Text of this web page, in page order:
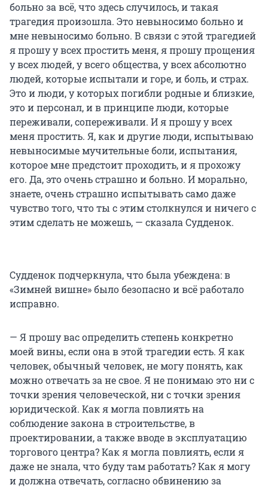
больно за всё, что здесь случилось, и такая
трагедия произошла. Это невыносимо больно и
мне невыносимо больно. В связи с этой трагедией
я прошу у всех простить меня, я прошу прощения
у всех людей, у всего общества, у всех абсолютно
людей, которые испытали и горе, и боль, и страх.
Это и люди, у которых погибли родные и близкие,
это и персонал, и в принципе люди, которые
переживали, сопереживали. И я прошу у всех
меня простить. Я, как и другие люди, испытываю
невыносимые мучительные боли, испытания,
которое мне предстоит проходить, и я прохожу
его. Да, это очень страшно и больно. И морально,
знаете, очень страшно испытывать само даже
чувство того, что ты с этим столкнулся и ничего с
этим сделать не можешь, — сказала Судденок.
Судденок подчеркнула, что была убеждена: в
«Зимней вишне» было безопасно и всё работало
исправно.
— Я прошу вас определить степень конкретно
моей вины, если она в этой трагедии есть. Я как
человек, обычный человек, не могу понять, как
можно отвечать за не свое. Я не понимаю это ни с
точки зрения человеческой, ни с точки зрения
юридической. Как я могла повлиять на
соблюдение закона в строительстве, в
проектировании, а также вводе в эксплуатацию
торгового центра? Как я могла повлиять, если я
даже не знала, что буду там работать? Как я могу
и должна отвечать, согласно обвинению за